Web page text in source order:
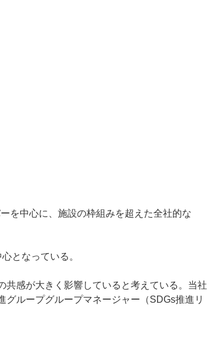
を中心に、施設の枠組みを超えた全社的な
となっている。
共感が大きく影響していると考えている。当社
ループグループマネージャー（SDGs推進リ